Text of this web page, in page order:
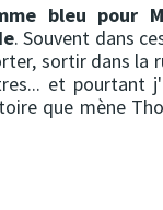
bleu pour
. Souvent dans
sortir dans la
et pourtant
que mène